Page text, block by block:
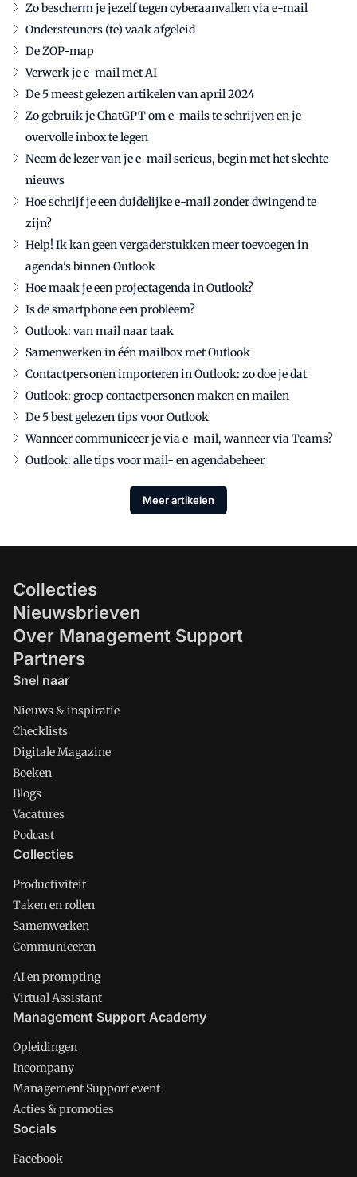
Zo bescherm je jezelf tegen cyberaanvallen via e-mail
Ondersteuners (te) vaak afgeleid
De ZOP-map
Verwerk je e-mail met AI
De 5 meest gelezen artikelen van april 2024
Zo gebruik je ChatGPT om e-mails te schrijven en je
overvolle inbox te legen
Neem de lezer van je e-mail serieus, begin met het slechte
nieuws
Hoe schrijf je een duidelijke e-mail zonder dwingend te
zijn?
Help! Ik kan geen vergaderstukken meer toevoegen in
agenda's binnen Outlook
Hoe maak je een projectagenda in Outlook?
Is de smartphone een probleem?
Outlook: van mail naar taak
Samenwerken in één mailbox met Outlook
Contactpersonen importeren in Outlook: zo doe je dat
Outlook: groep contactpersonen maken en mailen
De 5 best gelezen tips voor Outlook
Wanneer communiceer je via e-mail, wanneer via Teams?
Outlook: alle tips voor mail- en agendabeheer
Meer artikelen
Collecties
Nieuwsbrieven
Over Management Support
Partners
Snel naar
Nieuws & inspiratie
Checklists
Digitale Magazine
Boeken
Blogs
Vacatures
Podcast
Collecties
Productiviteit
Taken en rollen
Samenwerken
Communiceren
AI en prompting
Virtual Assistant
Management Support Academy
Opleidingen
Incompany
Management Support event
Acties & promoties
Socials
Facebook